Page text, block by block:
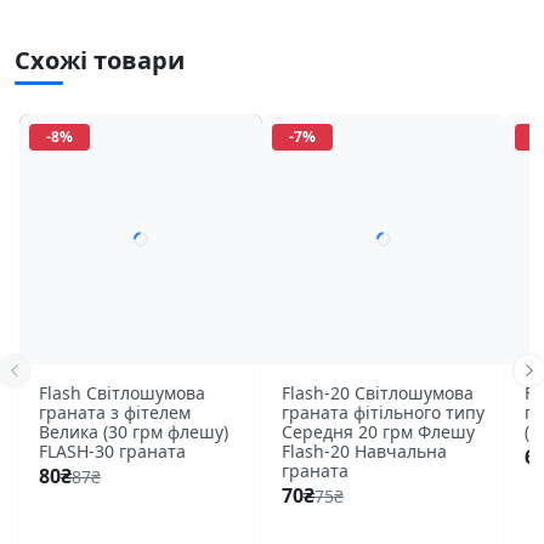
Запобіжна скоба:
Маса:
Клас піротехніки:
при дотриманні техніки:
Візьміть гранату правою рукою, притискаючи
важіль пальцями до корпусу
Схожі товари
-8%
Flash Світлошумова
граната з фітелем
Велика (30 грм флешу)
FLASH-30 граната
80₴87₴
-7%
Flash-20 Світлошумова
граната фітільного типу
Середня 20 грм Флешу
Flash-20 Навчальна
граната
70₴75₴